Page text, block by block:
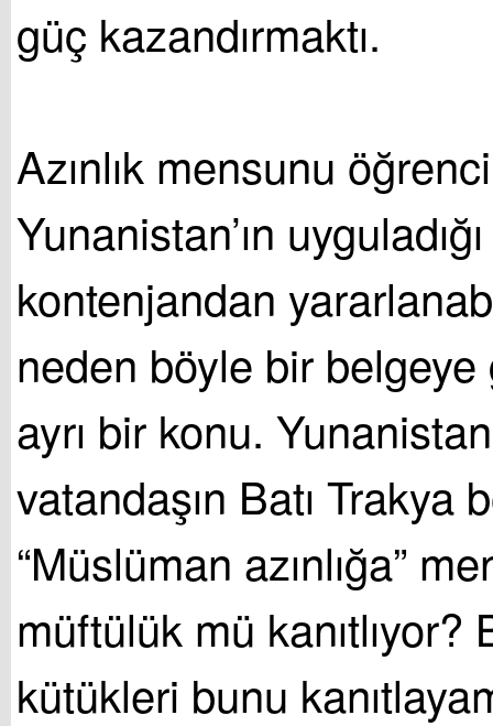
güç kazandırmaktı.
Azınlık mensunu
Yunanistan’ın
kontenjandan
neden böyle bir
ayrı bir konu.
vatandaşın Batı Trakya
“Müslüman azınlığa”
müftülük mü kanıtlıyor?
kütükleri bunu